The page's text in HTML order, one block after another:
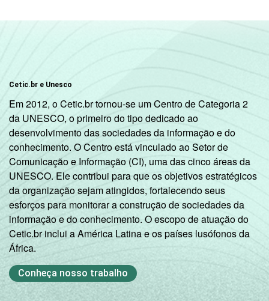
Cetic.br e Unesco
Em 2012, o Cetic.br tornou-se um Centro de Categoria 2
da UNESCO, o primeiro do tipo dedicado ao
desenvolvimento das sociedades da informação e do
conhecimento. O Centro está vinculado ao Setor de
Comunicação e Informação (CI), uma das cinco áreas da
UNESCO. Ele contribui para que os objetivos estratégicos
da organização sejam atingidos, fortalecendo seus
esforços para monitorar a construção de sociedades da
informação e do conhecimento. O escopo de atuação do
Cetic.br inclui a América Latina e os países lusófonos da
África.
Conheça nosso trabalho